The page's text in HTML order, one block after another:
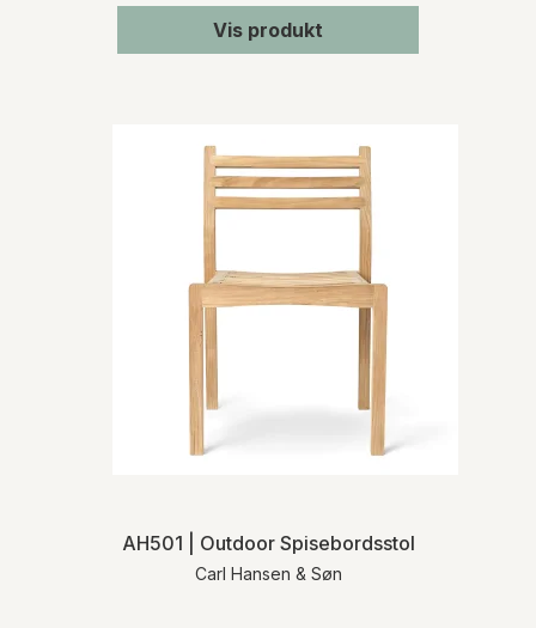
Vis produkt
AH501 | Outdoor Spisebordsstol
Carl Hansen & Søn